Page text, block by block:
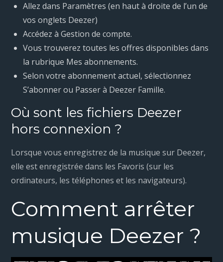
Allez dans Paramètres (en haut à droite de l’un de
vos onglets Deezer)
Accédez à Gestion de compte.
Vous trouverez toutes les offres disponibles dans
la rubrique Mes abonnements.
Selon votre abonnement actuel, sélectionnez
S’abonner ou Passer à Deezer Famille.
Où sont les fichiers Deezer
hors connexion ?
Lorsque vous enregistrez de la musique sur Deezer,
elle est enregistrée dans les Favoris (sur les
ordinateurs, les téléphones et les navigateurs).
Comment arrêter
musique Deezer ?